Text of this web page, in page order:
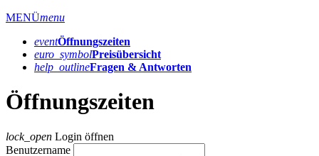
MENÜmenu
eventÖffnungs­zeiten
euro_symbolPreis­übersicht
help_outlineFragen & Antworten
Öffnungszeiten
lock_open Login öffnen
Benutzername